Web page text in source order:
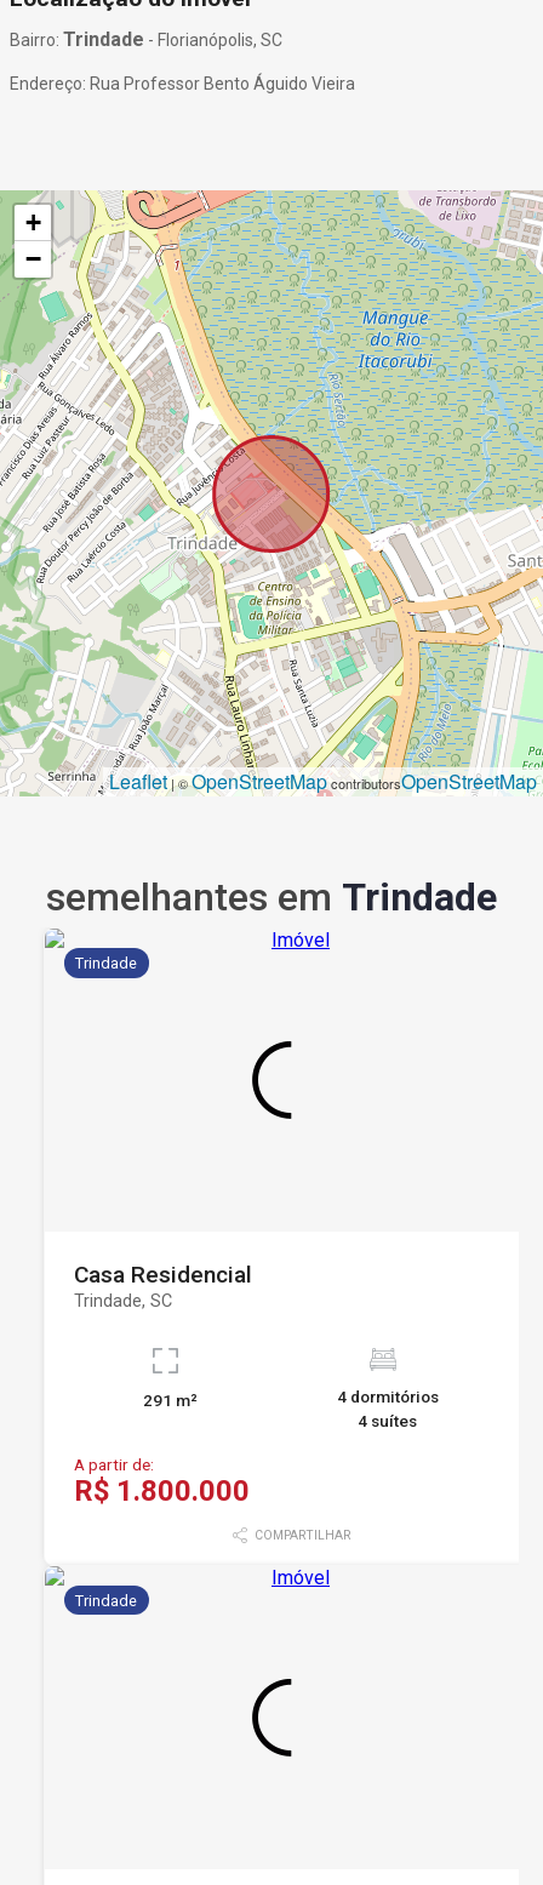
Bairro: Trindade - Florianópolis, SC
Endereço: Rua Professor Bento Águido Vieira
+
−
Leaflet| ©OpenStreetMapcontributorsOpenStreetMap
semelhantes em Trindade
Trindade
Casa Residencial
Trindade, SC
291 m²
4 dormitórios
4 suítes
A partir de:
R$ 1.800.000
COMPARTILHAR
Trindade